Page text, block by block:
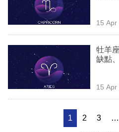
15 Apr
牡羊
缺點
15 Apr
1 2 3 …